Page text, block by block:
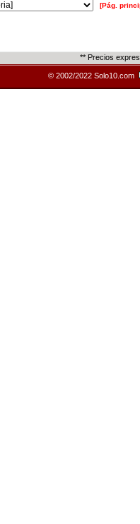
[Pág.
** Precios
© 2002/2022 Solo10.com